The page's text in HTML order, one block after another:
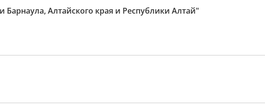
Алтайского края и Республики Алтай"